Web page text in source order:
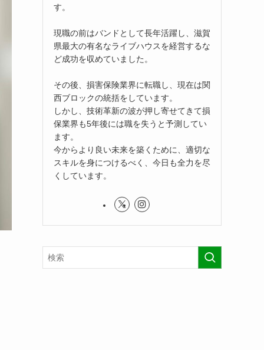
す。
現職の前はバンドとして長年活躍し、滋賀
県最大の有名なライブハウスを経営するな
ど成功を収めていました。
その後、損害保険業界に転職し、現在は関
西ブロックの統括をしています。
しかし、技術革新の波が押し寄せてきて損
保業界も5年後には職を失うと予測してい
ます。
今からより良い未来を築くために、適切な
スキルを身につけるべく、今日も全力を尽
くしています。